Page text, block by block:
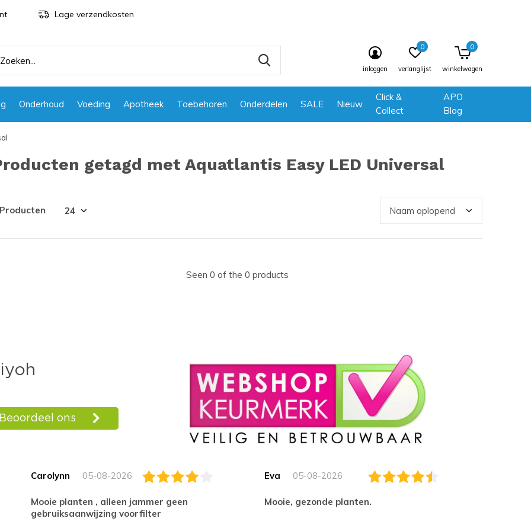
Onderhoud Voeding Apotheek Toebehoren Onderdelen SALE Nieuw
Click &
Collect
APO
Blog
inloggen verlanglijst
0
winkelwagen
0
Lage verzendkosten
getagd met Aquatlantis Easy LED Universal
Seen 0 of the 0 products
Carolynn 05-08-2026
Mooie planten , alleen jammer geen
gebruiksaanwijzing voorfilter
Eva 05-08-2026
Mooie, gezonde planten.